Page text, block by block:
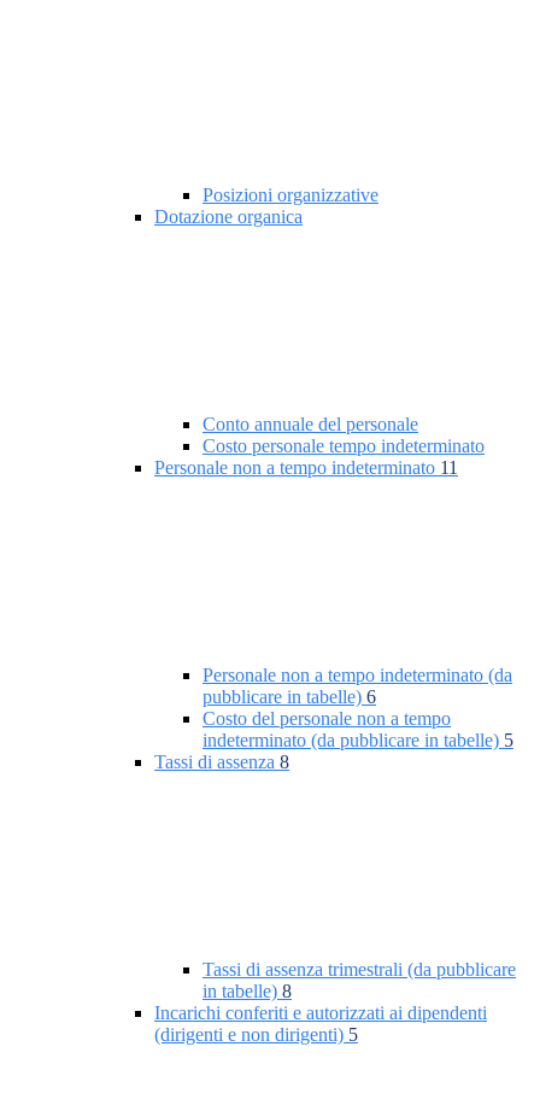
Posizioni organizzative
Dotazione organica
Conto annuale del personale
Costo personale tempo indeterminato
Personale non a tempo indeterminato 11
Personale non a tempo indeterminato (da
pubblicare in tabelle) 6
Costo del personale non a tempo
indeterminato (da pubblicare in tabelle) 5
Tassi di assenza 8
Tassi di assenza trimestrali (da pubblicare
in tabelle) 8
Incarichi conferiti e autorizzati ai dipendenti
(dirigenti e non dirigenti) 5